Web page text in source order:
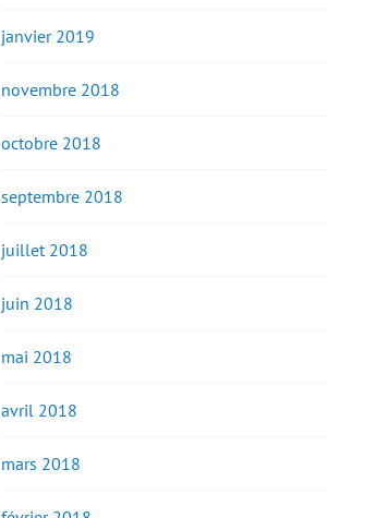
janvier 2019
novembre 2018
octobre 2018
septembre 2018
juillet 2018
juin 2018
mai 2018
avril 2018
mars 2018